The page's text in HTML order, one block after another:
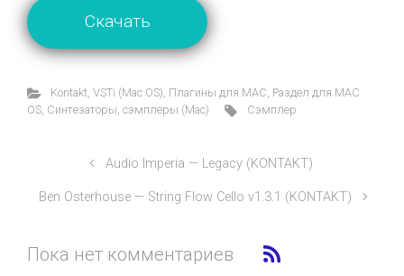
Скачать
Kontakt VSTi (Mac OS) Плагины для MAC Раздел для MAC
OS Синтезаторы, сэмплеры (Mac) Сэмплер
Audio Imperia — Legacy (KONTAKT)
Ben Osterhouse — String Flow Cello v1.3.1 (KONTAKT)
Пока нет комментариев